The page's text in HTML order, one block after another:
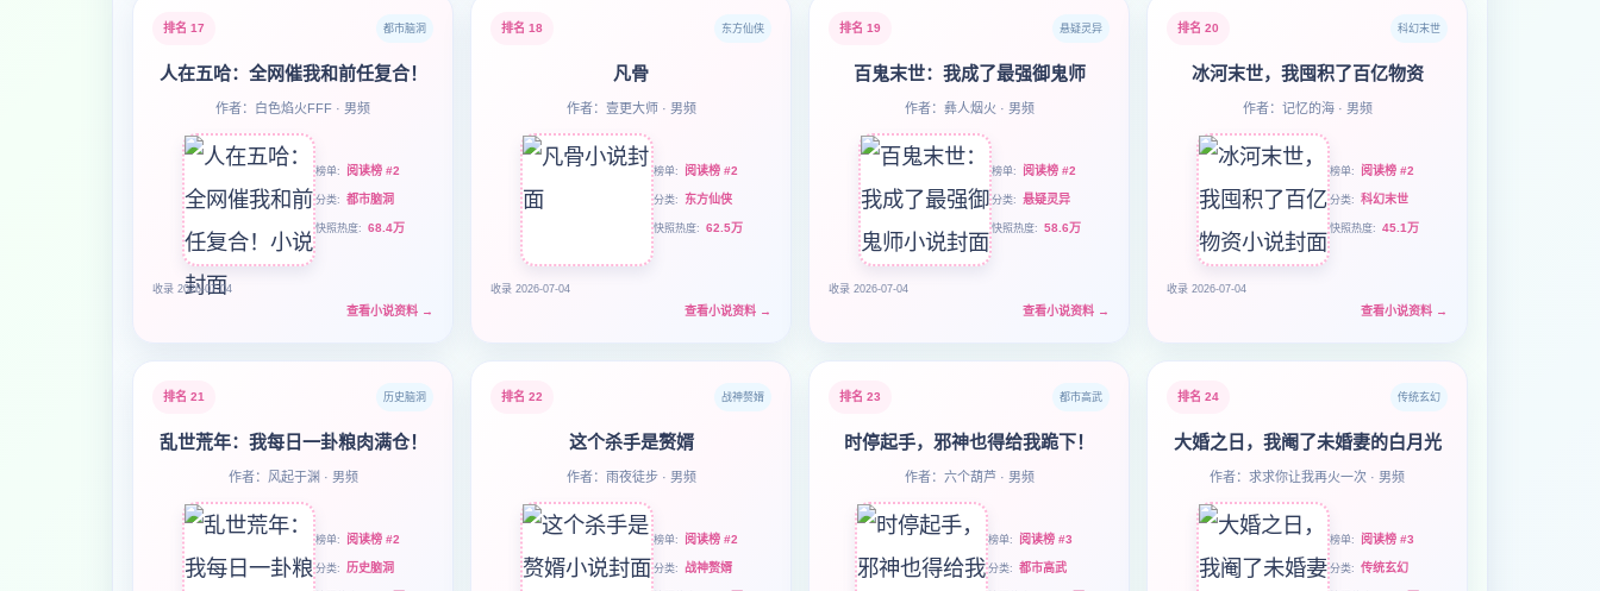
排名 17 都市脑洞
人在五哈：全网催我和前任复合！
作者：白色焰火FFF · 男频
榜单 阅读榜 #2
分类 都市脑洞
快照热度 68.4万
收录 2026-07-04
查看小说资料 →
排名 18 东方仙侠
凡骨
作者：壹更大师 · 男频
榜单 阅读榜 #2
分类 东方仙侠
快照热度 62.5万
收录 2026-07-04
查看小说资料 →
排名 19 悬疑灵异
百鬼末世：我成了最强御鬼师
作者：彝人烟火 · 男频
榜单 阅读榜 #2
分类 悬疑灵异
快照热度 58.6万
收录 2026-07-04
查看小说资料 →
排名 20 科幻末世
冰河末世，我囤积了百亿物资
作者：记忆的海 · 男频
榜单 阅读榜 #2
分类 科幻末世
快照热度 45.1万
收录 2026-07-04
查看小说资料 →
排名 21 历史脑洞
乱世荒年：我每日一卦粮肉满仓！
作者：风起于渊 · 男频
榜单 阅读榜 #2
分类 历史脑洞
排名 22 战神赘婿
这个杀手是赘婿
作者：雨夜徒步 · 男频
榜单 阅读榜 #2
分类 战神赘婿
排名 23 都市高武
时停起手，邪神也得给我跪下！
作者：六个葫芦 · 男频
榜单 阅读榜 #3
分类 都市高武
排名 24 传统玄幻
大婚之日，我阉了未婚妻的白月光
作者：求求你让我再火一次 · 男频
榜单 阅读榜 #3
分类 传统玄幻